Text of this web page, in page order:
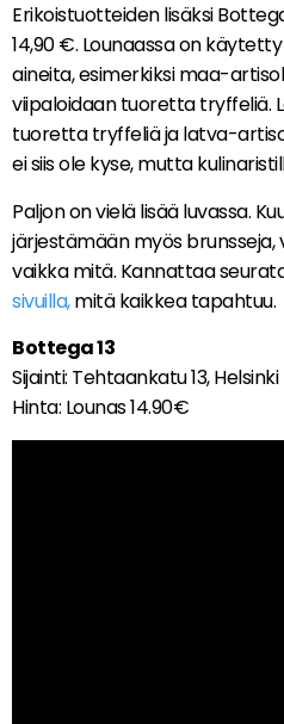
Erikoistuotteiden lisäksi
14,90 €. Lounaassa on
aineita, esimerkiksi maa-
viipaloidaan tuoretta tryffeliä.
tuoretta tryffeliä ja latva-
ei siis ole kyse, mutta
Paljon on vielä lisää luvassa.
järjestämään myös brunsseja,
vaikka mitä. Kannattaa
sivuilla,mitä kaikkea tapahtuu.
Bottega 13
Sijainti: Tehtaankatu 13, Helsinki
Hinta: Lounas 14.90€